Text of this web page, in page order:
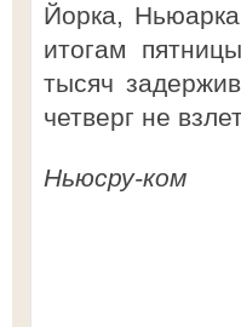
Йорка,
итогам
тысяч
четверг не
Ньюсру-ком